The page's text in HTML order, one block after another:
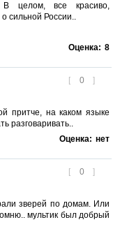
В целом, все красиво,
сильной России..
Оценка: 8
[ 0 ]
притче, на каком языке
разговаривать..
Оценка: нет
[ 0 ]
зверей по домам. Или
мультик был добрый